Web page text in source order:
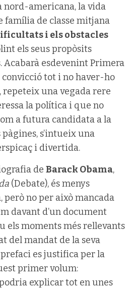
nord-americana, la vida
família de classe mitjana
i els obstacles
els seus propòsits
Acabarà esdevenint Primera
convicció tot i no haver-ho
una vegada rere
la política i que no
a futura candidata a la
s’intueix una
i divertida.
de Barack Obama,
(Debate), és menys
però no per això mancada
davant d’un document
els moments més rellevants
del mandat de la seva
prefaci es justifica per la
primer volum:
explicar tot en unes